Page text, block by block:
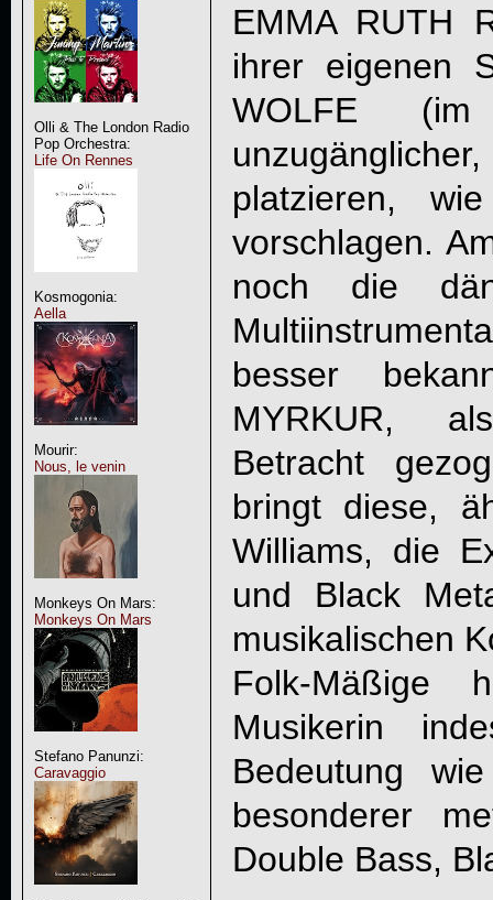
Olli & The London Radio
Pop Orchestra:
Life On Rennes
Kosmogonia:
Aella
Mourir:
Nous, le venin
Monkeys On Mars:
Monkeys On Mars
Stefano Panunzi:
Caravaggio
EMMA RUTH
ihrer eigenen
WOLFE
platzieren,
vorschlagen.
noch die
besser
MYRKUR,
Betracht
bringt diese,
Williams, die
und Black
musikalischen
Folk-Mäßige
Musikerin
Bedeutung
besonderer
Double Bass,